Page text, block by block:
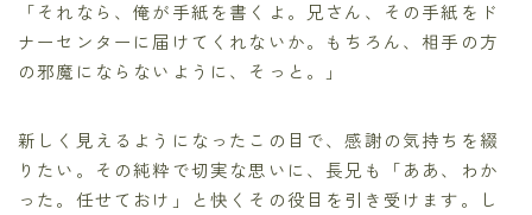
「それなら、俺が手紙を書くよ。兄さん、その手紙をド
ナーセンターに届けてくれないか。もちろん、相手の方
の邪魔にならないように、そっと。」
新しく見えるようになったこの目で、感謝の気持ちを綴
りたい。その純粋で切実な思いに、長兄も「ああ、わか
った。任せておけ」と快くその役目を引き受けます。し